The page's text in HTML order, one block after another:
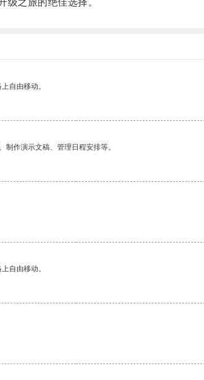
之旅的绝佳选择。
自由移动。
作演示文稿、管理日程安排等。
自由移动。